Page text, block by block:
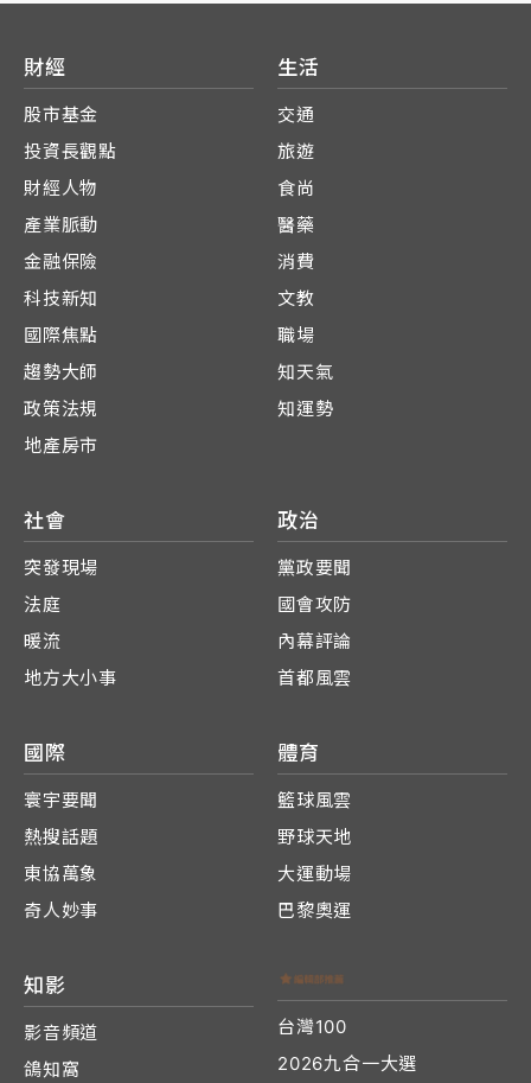
財經
股市基金
投資長觀點
財經人物
產業脈動
金融保險
科技新知
國際焦點
趨勢大師
政策法規
地產房市
生活
交通
旅遊
食尚
醫藥
消費
文教
職場
知天氣
知運勢
社會
突發現場
法庭
暖流
地方大小事
政治
黨政要聞
國會攻防
內幕評論
首都風雲
國際
寰宇要聞
熱搜話題
東協萬象
奇人妙事
體育
籃球風雲
野球天地
大運動場
巴黎奧運
知影
影音頻道
鴿知窩
台灣100
2026九合一大選